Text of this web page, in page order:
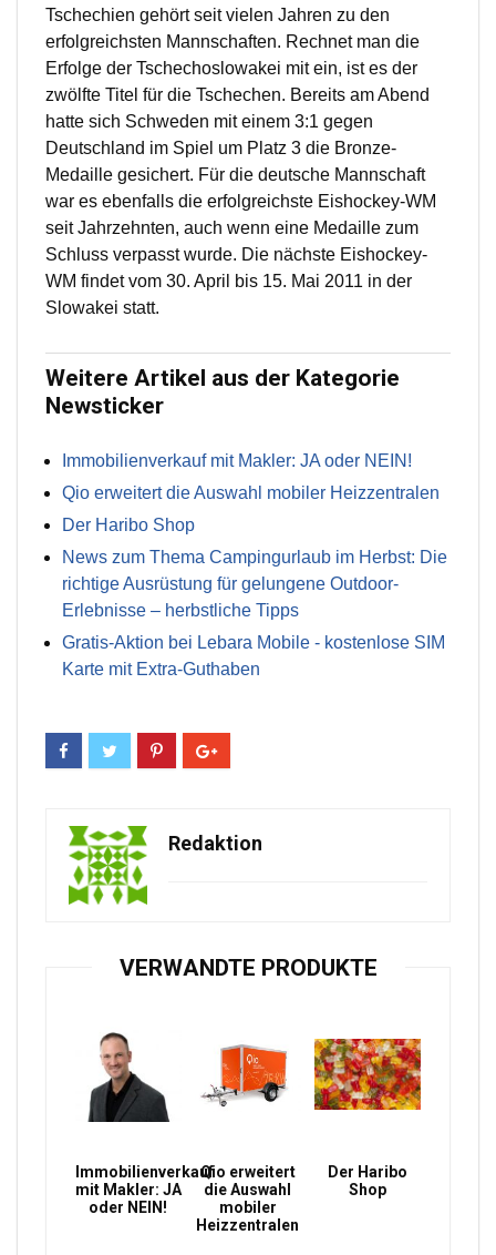
Tschechien gehört seit vielen Jahren zu den
erfolgreichsten Mannschaften. Rechnet man die
Erfolge der Tschechoslowakei mit ein, ist es der
zwölfte Titel für die Tschechen. Bereits am Abend
hatte sich Schweden mit einem 3:1 gegen
Deutschland im Spiel um Platz 3 die Bronze-
Medaille gesichert. Für die deutsche Mannschaft
war es ebenfalls die erfolgreichste Eishockey-WM
seit Jahrzehnten, auch wenn eine Medaille zum
Schluss verpasst wurde. Die nächste Eishockey-
WM findet vom 30. April bis 15. Mai 2011 in der
Slowakei statt.
Weitere Artikel aus der Kategorie
Newsticker
Immobilienverkauf mit Makler: JA oder NEIN!
Qio erweitert die Auswahl mobiler Heizzentralen
Der Haribo Shop
News zum Thema Campingurlaub im Herbst: Die
richtige Ausrüstung für gelungene Outdoor-
Erlebnisse – herbstliche Tipps
Gratis-Aktion bei Lebara Mobile - kostenlose SIM
Karte mit Extra-Guthaben
Redaktion
VERWANDTE PRODUKTE
Immobilienverkauf
mit Makler: JA
oder NEIN!
Qio erweitert
die Auswahl
mobiler
Heizzentralen
Der Haribo
Shop